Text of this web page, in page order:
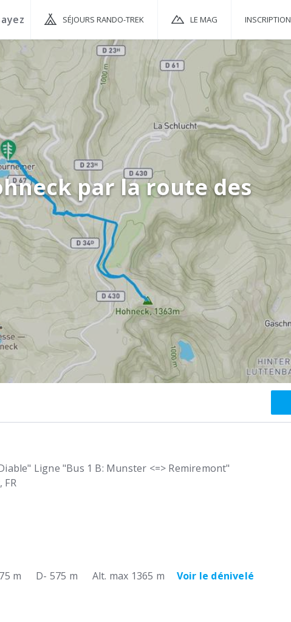
SÉJOURS RANDO-TREK LE MAG INSCRIPTION
par la route des
Ligne "Bus 1 B: Munster <=> Remiremont"
FR
m D- 575 m Alt. max 1365 m Voir le dénivelé